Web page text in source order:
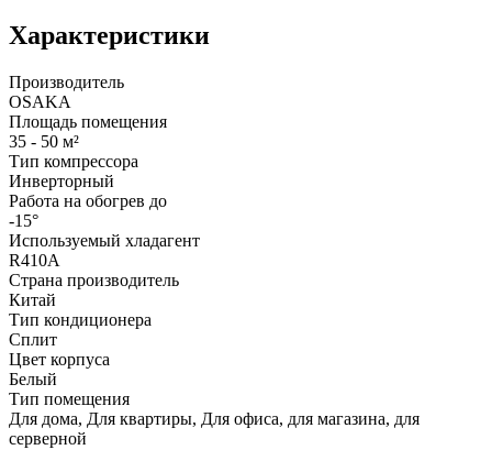
Характеристики
Производитель
OSAKA
Площадь помещения
35 - 50 м²
Тип компрессора
Инверторный
Работа на обогрев до
-15°
Используемый хладагент
R410A
Страна производитель
Китай
Тип кондиционера
Сплит
Цвет корпуса
Белый
Тип помещения
Для дома, Для квартиры, Для офиса, для магазина, для
серверной